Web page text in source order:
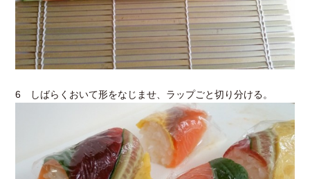
6 しばらくおいて形をなじませ、ラップごと切り分ける。